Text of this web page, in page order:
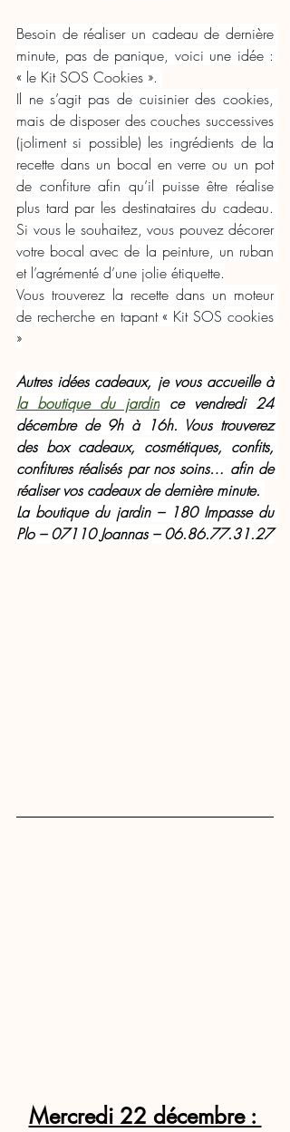
Besoin de réaliser un cadeau de dernière
minute, pas de panique, voici une idée :
« le Kit SOS Cookies ».
Il ne s’agit pas de cuisinier des cookies,
mais de disposer des couches successives
(joliment si possible) les ingrédients de la
recette dans un bocal en verre ou un pot
de confiture afin qu’il puisse être réalise
plus tard par les destinataires du cadeau.
Si vous le souhaitez, vous pouvez décorer
votre bocal avec de la peinture, un ruban
et l’agrémenté d’une jolie étiquette.
Vous trouverez la recette dans un moteur
de recherche en tapant « Kit SOS cookies
»
Autres idées cadeaux, je vous accueille à
la boutique du jardin ce vendredi 24
décembre de 9h à 16h. Vous trouverez
des box cadeaux, cosmétiques, confits,
confitures réalisés par nos soins… afin de
réaliser vos cadeaux de dernière minute.
La boutique du jardin – 180 Impasse du
Plo – 07110 Joannas – 06.86.77.31.27
Mercredi 22 décembre :